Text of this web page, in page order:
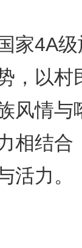
4A级
，以村
风情与
相结合
活力。